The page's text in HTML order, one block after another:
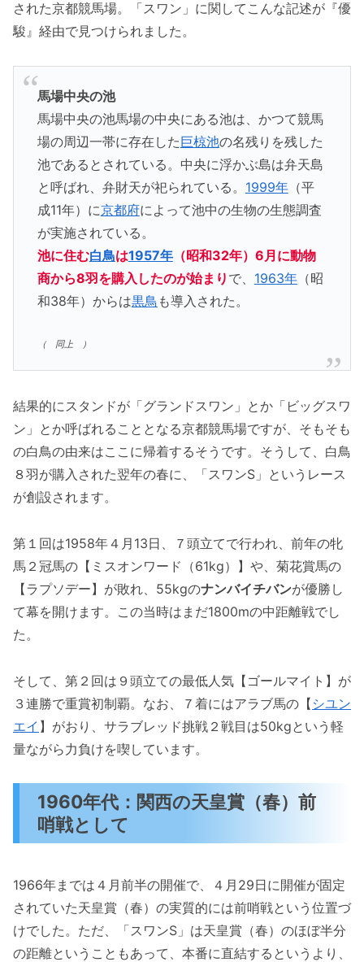
された京都競馬場。「スワン」に関してこんな記述が『優
駿』経由で見つけられました。
馬場中央の池
馬場中央の池馬場の中央にある池は、かつて競馬
場の周辺一帯に存在した巨椋池の名残りを残した
池であるとされている。中央に浮かぶ島は弁天島
と呼ばれ、弁財天が祀られている。 1999年（平
成11年）に京都府によって池中の生物の生態調査
が実施されている。
池に住む白鳥は1957年（昭和32年）6月に動物
商から8羽を購入したのが始まり で、 1963年（昭
和38年）からは黒鳥 も導入された。
（ 同上 ）
結果的にスタンドが「グランドスワン」とか「ビッグスワ
ン」とか呼ばれることとなる京都競馬場ですが、そもそも
の白鳥の由来はここに帰着するそうです。そうして、白鳥
８羽が購入された翌年の春に、「スワンS」というレース
が創設されます。
第１回は1958年４月13日、７頭立てで行われ、前年の牝
馬２冠馬の【ミスオンワード（61kg）】や、菊花賞馬の
【ラプソデー】が敗れ、55kgのナンバイチバンが優勝し
て幕を開けます。この当時はまだ1800mの中距離戦でし
た。
そして、第２回は９頭立ての最低人気【ゴールマイト】が
３連勝で重賞初制覇。なお、７着にはアラブ馬の【 シユン
エイ 】がおり、サラブレッド挑戦２戦目は50kgという軽
量ながら力負けを喫しています。
1960年代：関西の天皇賞（春）前
哨戦として
1966年までは４月前半の開催で、４月29日に開催が固定
されていた天皇賞（春）の実質的には前哨戦という位置づ
けでした。ただ、「スワンS」は天皇賞（春）のほぼ半分
の距離ということもあって、本番に直結するというより、